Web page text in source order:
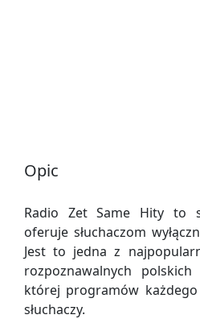
Opic
Radio Zet Same Hity to
oferuje słuchaczom
Jest to jedna z
rozpoznawalnych
której programów
słuchaczy.